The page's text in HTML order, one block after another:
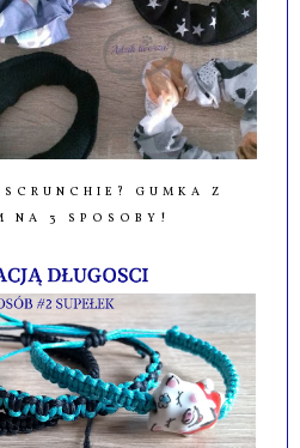
GUMKA Z
NA 3 SPOSOBY!